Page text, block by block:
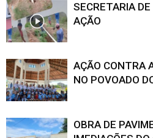
SECRETARIA
AÇÃO
AÇÃO CONTRA
NO POVOADO
OBRA DE